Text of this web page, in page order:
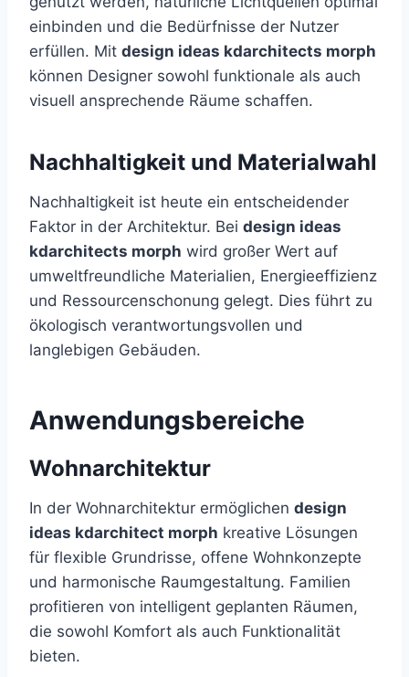
einbinden und die Bedürfnisse der Nutzer
erfüllen. Mit design ideas kdarchitects morph
können Designer sowohl funktionale als auch
visuell ansprechende Räume schaffen.
Nachhaltigkeit und Materialwahl
Nachhaltigkeit ist heute ein entscheidender
Faktor in der Architektur. Bei design ideas
kdarchitects morph wird großer Wert auf
umweltfreundliche Materialien, Energieeffizienz
und Ressourcenschonung gelegt. Dies führt zu
ökologisch verantwortungsvollen und
langlebigen Gebäuden.
Anwendungsbereiche
Wohnarchitektur
In der Wohnarchitektur ermöglichen design
ideas kdarchitect morph kreative Lösungen
für flexible Grundrisse, offene Wohnkonzepte
und harmonische Raumgestaltung. Familien
profitieren von intelligent geplanten Räumen,
die sowohl Komfort als auch Funktionalität
bieten.